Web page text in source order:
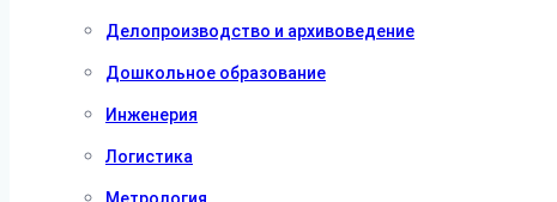
Делопроизводство и архивоведение
Дошкольное образование
Инженерия
Логистика